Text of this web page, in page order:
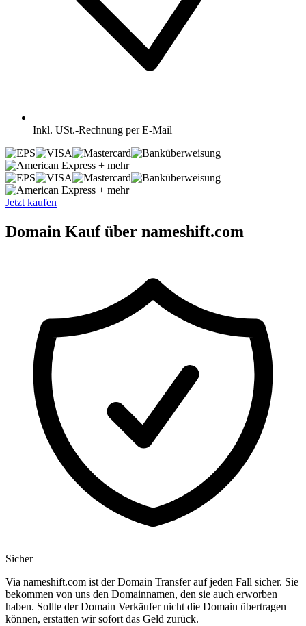
Inkl. USt.-Rechnung per E-Mail
+ mehr
+ mehr
Jetzt kaufen
Domain Kauf über nameshift.com
Sicher
Via nameshift.com ist der Domain Transfer auf jeden Fall sicher. Sie
bekommen von uns den Domainnamen, den sie auch erworben
haben. Sollte der Domain Verkäufer nicht die Domain übertragen
können, erstatten wir sofort das Geld zurück.